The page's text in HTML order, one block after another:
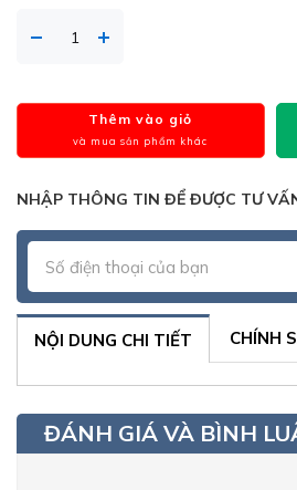
Thêm vào giỏ
và mua sản phẩm khác
NHẬP THÔNG TIN ĐỂ ĐƯỢC TƯ
NỘI DUNG CHI TIẾT CHÍNH
ĐÁNH GIÁ VÀ BÌNH